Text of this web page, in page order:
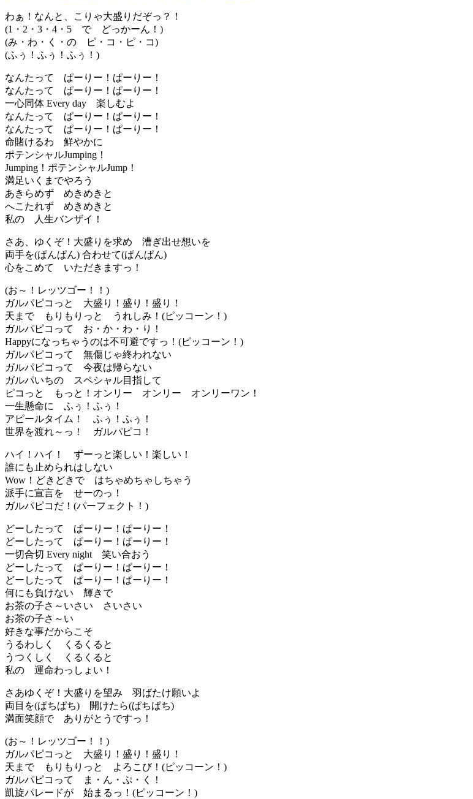
わぁ！なんと、こりゃ大盛りだぞっ？！
(1・2・3・4・5 で どっかーん！)
(み・わ・く・の ピ・コ・ピ・コ)
(ふぅ！ふぅ！ふぅ！)
なんたって ぱーりー！ぱーりー！
なんたって ぱーりー！ぱーりー！
一心同体 Every day 楽しむよ
なんたって ぱーりー！ぱーりー！
なんたって ぱーりー！ぱーりー！
命賭けるわ 鮮やかに
ポテンシャルJumping！
Jumping！ポテンシャルJump！
満足いくまでやろう
あきらめず めきめきと
へこたれず めきめきと
私の 人生バンザイ！
さあ、ゆくぞ！大盛りを求め 漕ぎ出せ想いを
両手を(ぱんぱん) 合わせて(ぱんぱん)
心をこめて いただきますっ！
(お～！レッツゴー！！)
ガルパピコっと 大盛り！盛り！盛り！
天まで もりもりっと うれしみ！(ピッコーン！)
ガルパピコって お・か・わ・り！
Happyになっちゃうのは不可避ですっ！(ピッコーン！)
ガルパピコって 無傷じゃ終われない
ガルパピコって 今夜は帰らない
ガルパいちの スペシャル目指して
ピコっと もっと！オンリー オンリー オンリーワン！
一生懸命に ふぅ！ふぅ！
アピールタイム！ ふぅ！ふぅ！
世界を渡れ～っ！ ガルパピコ！
ハイ！ハイ！ ずーっと楽しい！楽しい！
誰にも止められはしない
Wow！どきどきで はちゃめちゃしちゃう
派手に宣言を せーのっ！
ガルパピコだ！(パーフェクト！)
どーしたって ぱーりー！ぱーりー！
どーしたって ぱーりー！ぱーりー！
一切合切 Every night 笑い合おう
どーしたって ぱーりー！ぱーりー！
どーしたって ぱーりー！ぱーりー！
何にも負けない 輝きで
お茶の子さ～いさい さいさい
お茶の子さ～い
好きな事だからこそ
うるわしく くるくると
うつくしく くるくると
私の 運命わっしょい！
さあゆくぞ！大盛りを望み 羽ばたけ願いよ
両目を(ぱちぱち) 開けたら(ぱちぱち)
満面笑顔で ありがとうですっ！
(お～！レッツゴー！！)
ガルパピコっと 大盛り！盛り！盛り！
天まで もりもりっと よろこび！(ピッコーン！)
ガルパピコって ま・ん・ぷ・く！
凱旋パレードが 始まるっ！(ピッコーン！)